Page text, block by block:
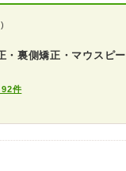
・裏側矯正・マウスピー
92件